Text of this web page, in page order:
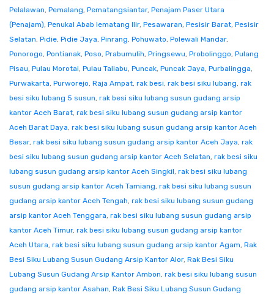
Pelalawan, Pemalang, Pematangsiantar, Penajam Paser Utara
(Penajam), Penukal Abab lematang Ilir, Pesawaran, Pesisir Barat, Pesisir
Selatan, Pidie, Pidie Jaya, Pinrang, Pohuwato, Polewali Mandar,
Ponorogo, Pontianak, Poso, Prabumulih, Pringsewu, Probolinggo, Pulang
Pisau, Pulau Morotai, Pulau Taliabu, Puncak, Puncak Jaya, Purbalingga,
Purwakarta, Purworejo, Raja Ampat, rak besi, rak besi siku lubang, rak
besi siku lubang 5 susun, rak besi siku lubang susun gudang arsip
kantor Aceh Barat, rak besi siku lubang susun gudang arsip kantor
Aceh Barat Daya, rak besi siku lubang susun gudang arsip kantor Aceh
Besar, rak besi siku lubang susun gudang arsip kantor Aceh Jaya, rak
besi siku lubang susun gudang arsip kantor Aceh Selatan, rak besi siku
lubang susun gudang arsip kantor Aceh Singkil, rak besi siku lubang
susun gudang arsip kantor Aceh Tamiang, rak besi siku lubang susun
gudang arsip kantor Aceh Tengah, rak besi siku lubang susun gudang
arsip kantor Aceh Tenggara, rak besi siku lubang susun gudang arsip
kantor Aceh Timur, rak besi siku lubang susun gudang arsip kantor
Aceh Utara, rak besi siku lubang susun gudang arsip kantor Agam, Rak
Besi Siku Lubang Susun Gudang Arsip Kantor Alor, Rak Besi Siku
Lubang Susun Gudang Arsip Kantor Ambon, rak besi siku lubang susun
gudang arsip kantor Asahan, Rak Besi Siku Lubang Susun Gudang